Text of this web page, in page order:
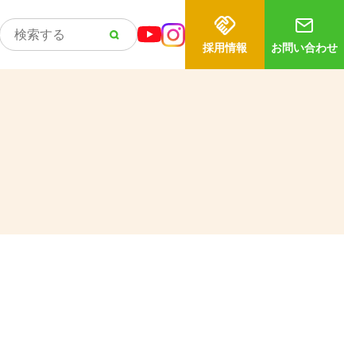
採用情報
お問い合わせ